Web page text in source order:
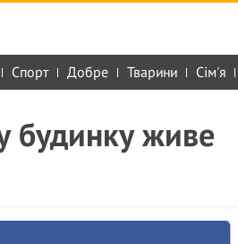
Спорт Добре Тварини Сім'я
будинку живе